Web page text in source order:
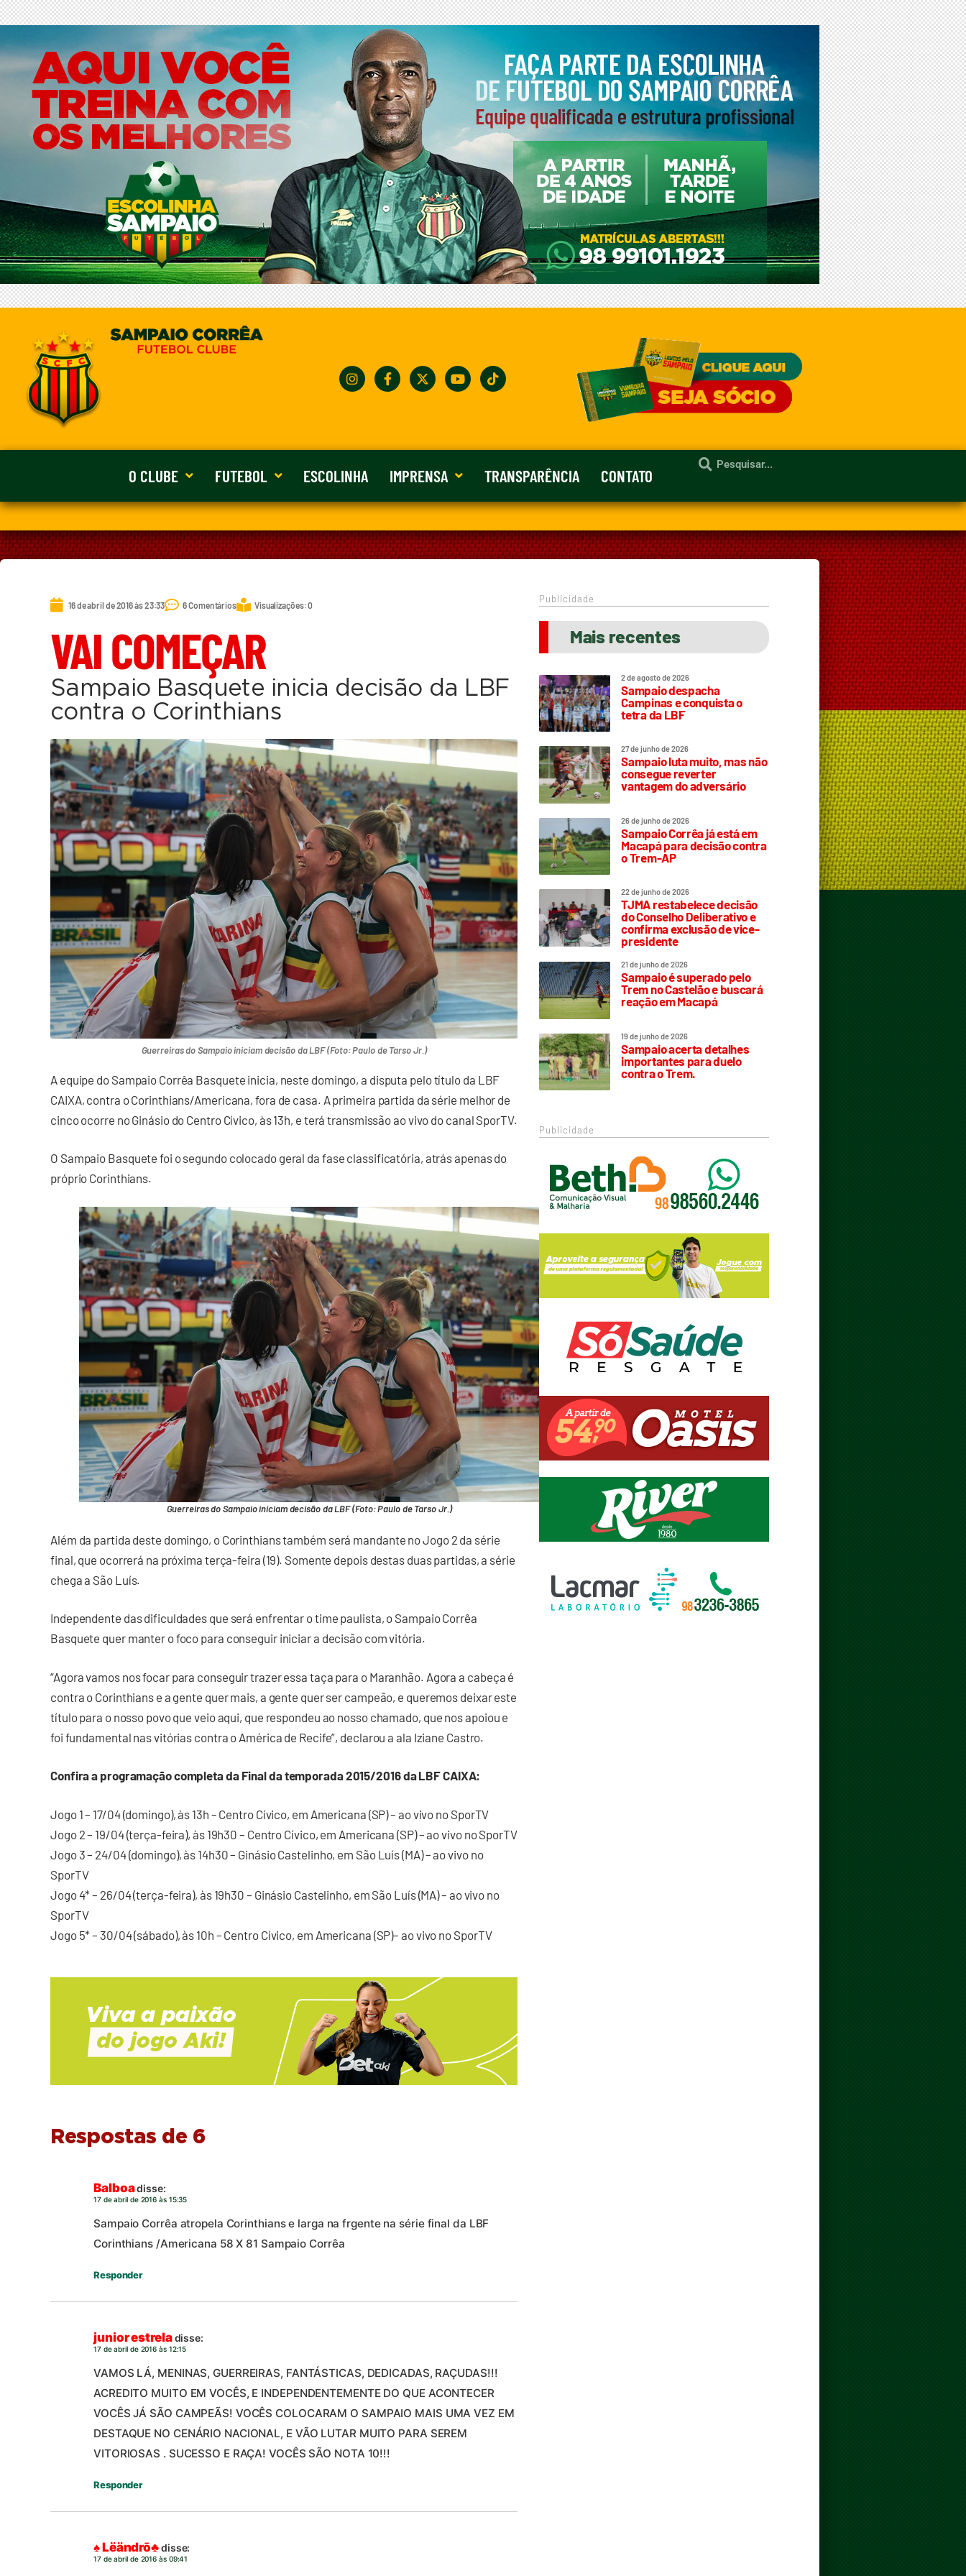
O CLUBE FUTEBOL ESCOLINHA IMPRENSA TRANSPARÊNCIA CONTATO
16 de abril de 2016 às 23:33 6 Comentários Visualizações: 0
VAI COMEÇAR
Sampaio Basquete inicia decisão da LBF
contra o Corinthians
Guerreiras do Sampaio iniciam decisão da LBF (Foto: Paulo de Tarso Jr.)
A equipe do Sampaio Corrêa Basquete inicia, neste domingo, a disputa pelo título da LBF
CAIXA, contra o Corinthians/Americana, fora de casa. A primeira partida da série melhor de
cinco ocorre no Ginásio do Centro Cívico, às 13h, e terá transmissão ao vivo do canal SporTV.
O Sampaio Basquete foi o segundo colocado geral da fase classificatória, atrás apenas do
próprio Corinthians.
Guerreiras do Sampaio iniciam decisão da LBF (Foto: Paulo de Tarso Jr.)
Além da partida deste domingo, o Corinthians também será mandante no Jogo 2 da série
final, que ocorrerá na próxima terça-feira (19). Somente depois destas duas partidas, a série
chega a São Luís.
Independente das dificuldades que será enfrentar o time paulista, o Sampaio Corrêa
Basquete quer manter o foco para conseguir iniciar a decisão com vitória.
“Agora vamos nos focar para conseguir trazer essa taça para o Maranhão. Agora a cabeça é
contra o Corinthians e a gente quer mais, a gente quer ser campeão, e queremos deixar este
título para o nosso povo que veio aqui, que respondeu ao nosso chamado, que nos apoiou e
foi fundamental nas vitórias contra o América de Recife”, declarou a ala Iziane Castro.
Confira a programação completa da Final da temporada 2015/2016 da LBF CAIXA:
Jogo 1 – 17/04 (domingo), às 13h – Centro Cívico, em Americana (SP) – ao vivo no SporTV
Jogo 2 – 19/04 (terça-feira), às 19h30 – Centro Cívico, em Americana (SP) – ao vivo no SporTV
Jogo 3 – 24/04 (domingo), às 14h30 – Ginásio Castelinho, em São Luís (MA) – ao vivo no
SporTV
Jogo 4* – 26/04 (terça-feira), às 19h30 – Ginásio Castelinho, em São Luís (MA) – ao vivo no
SporTV
Jogo 5* – 30/04 (sábado), às 10h – Centro Cívico, em Americana (SP)– ao vivo no SporTV
Respostas de 6
Balboadisse:
17 de abril de 2016 às 15:35
Sampaio Corrêa atropela Corinthians e larga na frgente na série final da LBF
Corinthians /Americana 58 X 81 Sampaio Corrêa
Responder
junior estreladisse:
17 de abril de 2016 às 12:15
VAMOS LÁ, MENINAS, GUERREIRAS, FANTÁSTICAS, DEDICADAS, RAÇUDAS!!!
ACREDITO MUITO EM VOCÊS, E INDEPENDENTEMENTE DO QUE ACONTECER
VOCÊS JÁ SÃO CAMPEÃS! VOCÊS COLOCARAM O SAMPAIO MAIS UMA VEZ EM
DESTAQUE NO CENÁRIO NACIONAL, E VÃO LUTAR MUITO PARA SEREM
VITORIOSAS . SUCESSO E RAÇA! VOCÊS SÃO NOTA 10!!!
Responder
♠ Lëändrō♣disse:
17 de abril de 2016 às 09:41
Publicidade
Mais recentes
2 de agosto de 2026
Sampaio despacha
Campinas e conquista o
tetra da LBF
27 de junho de 2026
Sampaio luta muito, mas não
consegue reverter
vantagem do adversário
26 de junho de 2026
Sampaio Corrêa já está em
Macapá para decisão contra
o Trem-AP
22 de junho de 2026
TJMA restabelece decisão
do Conselho Deliberativo e
confirma exclusão de vice-
presidente
21 de junho de 2026
Sampaio é superado pelo
Trem no Castelão e buscará
reação em Macapá
19 de junho de 2026
Sampaio acerta detalhes
importantes para duelo
contra o Trem.
Publicidade